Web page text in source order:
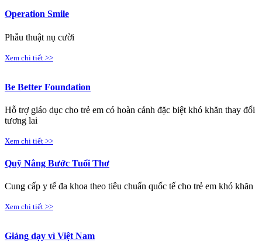
Operation Smile
Phẫu thuật nụ cười
Xem chi tiết >>
Be Better Foundation
Hỗ trợ giáo dục cho trẻ em có hoàn cảnh đặc biệt khó khăn thay đổi
tương lai
Xem chi tiết >>
Quỹ Nâng Bước Tuổi Thơ
Cung cấp y tế đa khoa theo tiêu chuẩn quốc tế cho trẻ em khó khăn
Xem chi tiết >>
Giảng dạy vì Việt Nam